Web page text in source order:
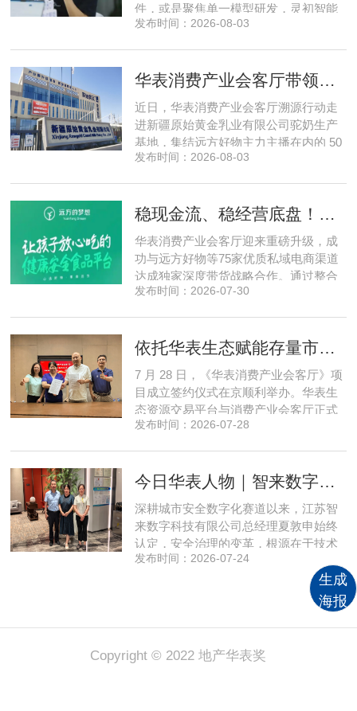
生成
海报
件，或是聚焦单一模型研发，灵初智能
自创立之初便守住初心，以自研操作大
能创始人王启斌，拆解其从创立第一天
数据规模才是决定行业拐点的核心
发布时间：2026-08-03
近日，华表消费产业会客厅溯源行动走
进新疆原始黄金乳业有限公司驼奶生产
基地，集结远方好物主力主播在内的 50
位头部私域主播组团深入工厂一线实地
源同步联动，以沉浸式实景打卡、全流
式，全方位拆解新疆优质驼奶
发布时间：2026-08-03
华表消费产业会客厅迎来重磅升级，成
功与远方好物等75家优质私域电商渠道
达成独家深度带货战略合作。通过整合
全网顶尖私域资源，项目搭建起全国性
矩阵，核心竞争力与行业影响力实现跨
实体经济长效发展注入全新动能
发布时间：2026-07-30
依托华表生态赋能存量市场《华表消费产业会客厅》项目签约落地
7 月 28 日，《华表消费产业会客厅》项
目成立签约仪式在京顺利举办。华表生
态资源交易平台与消费产业会客厅正式
签署合作协议，标志着立足华表生态资
源交易平台董事长吴海花，消费产业会
资管理有限公司总经理孙燕南
发布时间：2026-07-28
今日华表人物｜智来数字总经理夏敦申：探寻城市风险 AI 防控创新之路
深耕城市安全数字化赛道以来，江苏智
来数字科技有限公司总经理夏敦申始终
认定，安全治理的变革，根源在于技术
模式的革新。在他看来，智慧消防不只
是简单的设备智能化，而是打通感知、
研判、预警、处置全链条，推动城市安
全从 “事后救火” 转向 “事前防患”。依靠
清晰的发展方向与持续不断的研发投
入，智来数字稳步搭建起面
发布时间：2026-07-24
Copyright © 2022 地产华表奖